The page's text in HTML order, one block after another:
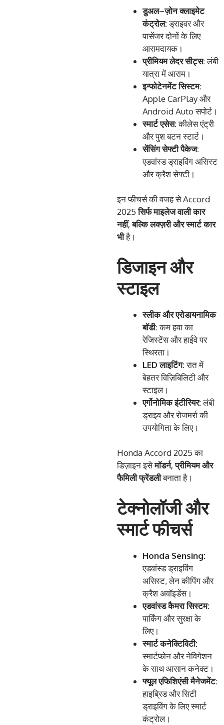
डुअल–ज़ोनक्लाइमेट
कंट्रोल:ड्राइवर और
पासेंजर दोनों के लिए
आरामदायक।
प्रीमियमलेदरसीट्स:लंबी
यात्रा में आराम।
इन्फोटेनमेंटसिस्टम:
Apple CarPlay और
Android Auto सपोर्ट।
स्मार्टएसेस:कीलेस एंट्री
और पुश बटन स्टार्ट।
सेंसिंगसेफ्टीपैकेज:
एडवांस्ड ड्राइविंग असिस्ट
और क्रैश सेफ्टी।
इन फीचर्स की वजह से Accord
2025सिर्फमाइलेजवालीकार
नहीं,बल्किलक्ज़रीऔरस्मार्टकार
भीहै।
डिजाइन और
स्टाइल
स्लीकऔरएरोडायनामिक
बॉडी:कम हवा का
रेजिस्टेंस और हाईवे पर
स्थिरता।
LEDलाइटिंग:रात में
बेहतर विज़िबिलिटी और
स्टाइल।
एर्गोनोमिकइंटीरियर:लंबी
ड्राइव और रोजमर्रा की
उपयोगिता के लिए।
Honda Accord 2025 का
डिज़ाइन इसेमॉडर्न,प्रीमियमऔर
फैमिलीफ्रेंडलीबनाता है।
टेक्नोलॉजी और
स्मार्ट फीचर्स
Honda Sensing:
एडवांस्ड ड्राइविंग
असिस्ट, लेन कीपिंग और
क्रैश अवॉइडेंस।
एडवांस्डकैमरासिस्टम:
पार्किंग और सुरक्षा के
लिए।
स्मार्टकनेक्टिविटी:
स्मार्टफोन और नेविगेशन
के साथ आसान कनेक्ट।
फ्यूलएफिशिएंसीमैनेजमेंट:
हाइब्रिड और सिटी
ड्राइविंग के लिए स्मार्ट
कंट्रोल।